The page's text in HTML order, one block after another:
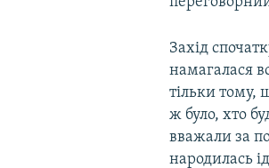
Захід
намагалася
тільки тому,
ж було, хто
вважали за
народилась